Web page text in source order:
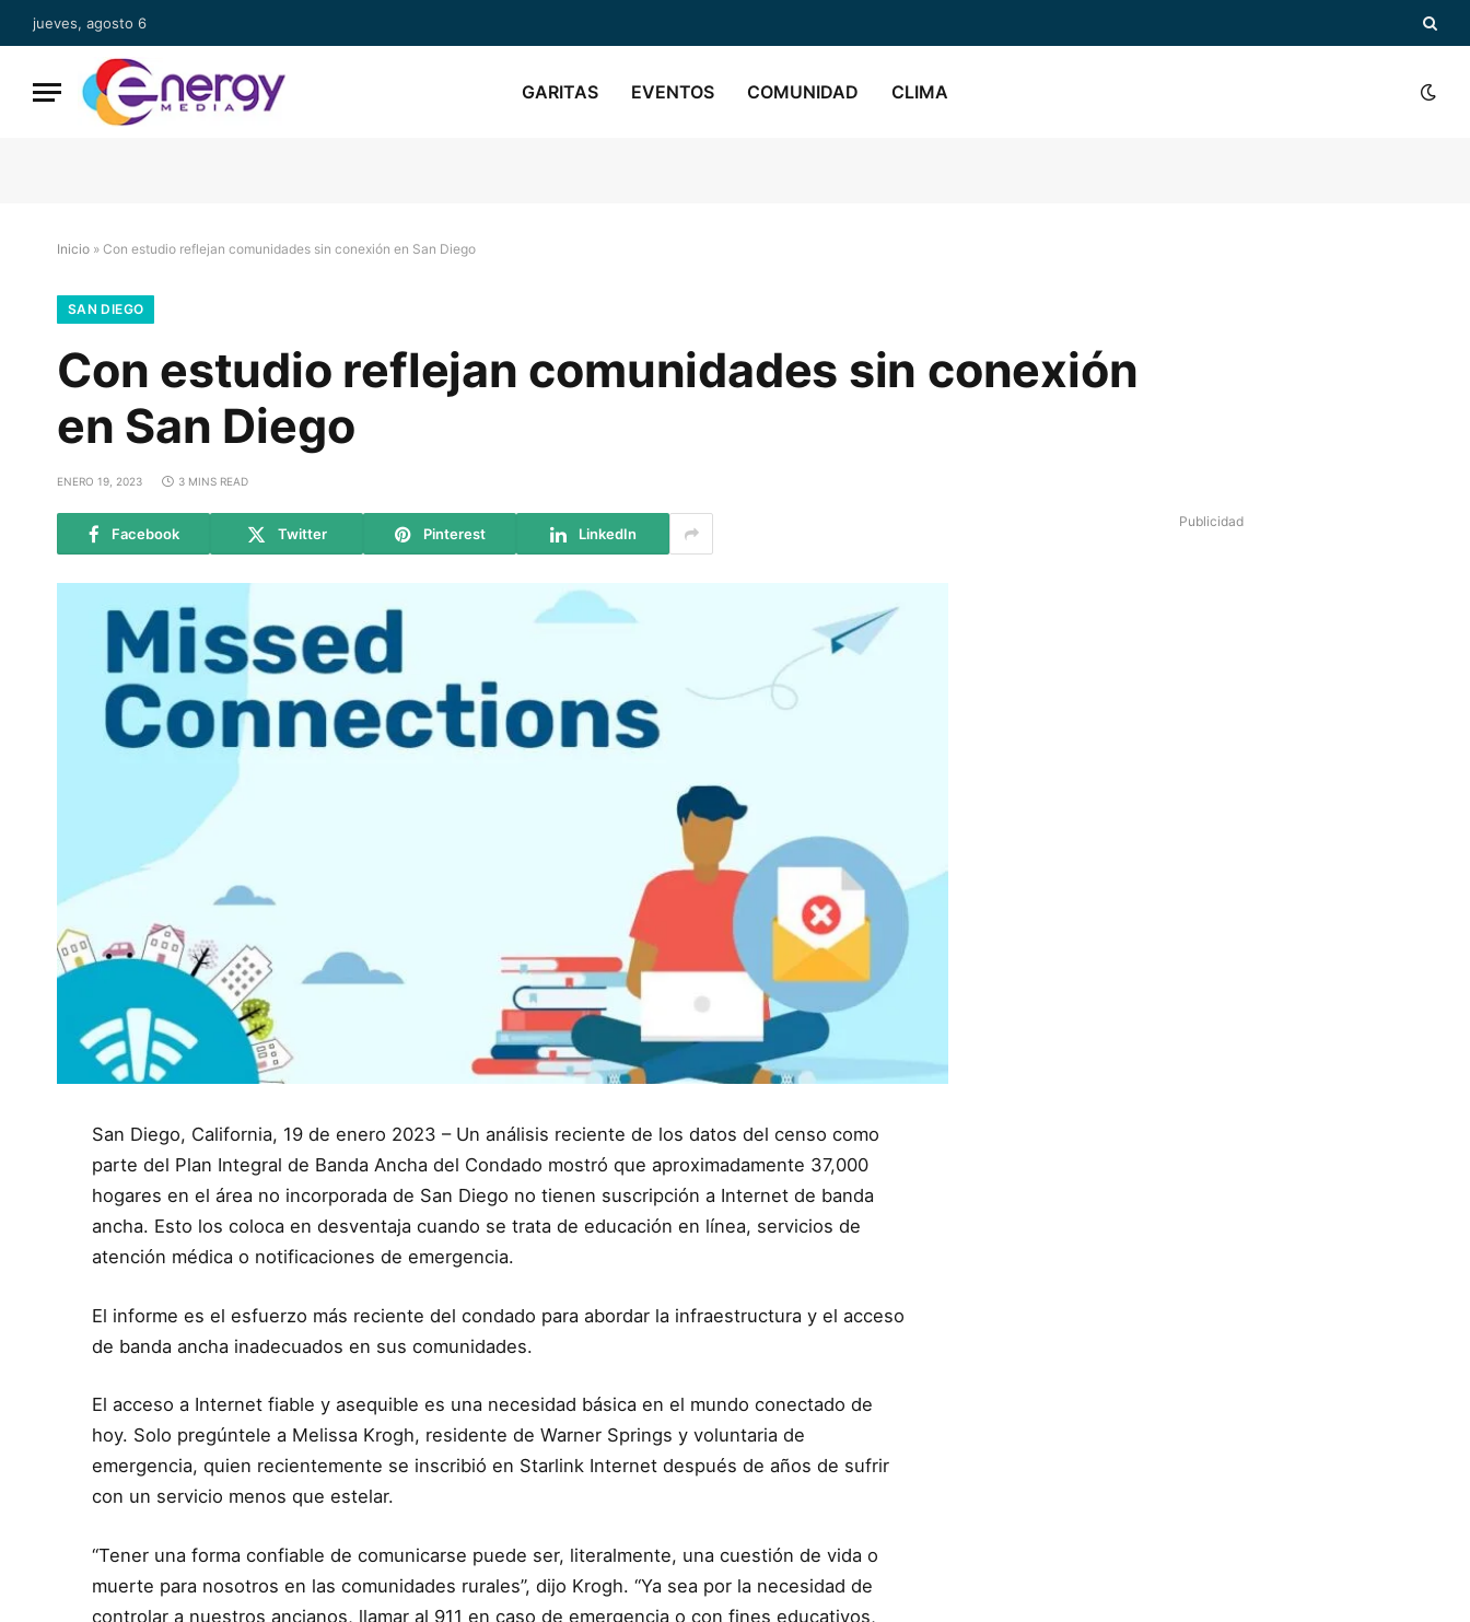
jueves, agosto 6
GARITAS EVENTOS COMUNIDAD CLIMA
Inicio » Con estudio reflejan comunidades sin conexión en San Diego
SAN DIEGO
Con estudio reflejan comunidades sin conexión
en San Diego
ENERO 19, 2023 3 MINS READ
Facebook Twitter Pinterest LinkedIn
San Diego, California, 19 de enero 2023 – Un análisis reciente de los datos del censo como
parte del Plan Integral de Banda Ancha del Condado mostró que aproximadamente 37,000
hogares en el área no incorporada de San Diego no tienen suscripción a Internet de banda
ancha. Esto los coloca en desventaja cuando se trata de educación en línea, servicios de
atención médica o notificaciones de emergencia.
El informe es el esfuerzo más reciente del condado para abordar la infraestructura y el acceso
de banda ancha inadecuados en sus comunidades.
El acceso a Internet fiable y asequible es una necesidad básica en el mundo conectado de
hoy. Solo pregúntele a Melissa Krogh, residente de Warner Springs y voluntaria de
emergencia, quien recientemente se inscribió en Starlink Internet después de años de sufrir
con un servicio menos que estelar.
“Tener una forma confiable de comunicarse puede ser, literalmente, una cuestión de vida o
muerte para nosotros en las comunidades rurales”, dijo Krogh. “Ya sea por la necesidad de
controlar a nuestros ancianos, llamar al 911 en caso de emergencia o con fines educativos,
Publicidad